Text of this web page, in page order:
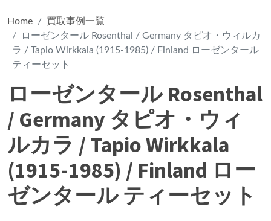
Home
買取事例一覧
ローゼンタール Rosenthal / Germany タピオ・ウィルカ
ラ / Tapio Wirkkala (1915-1985) / Finland ローゼンタール
ティーセット
ローゼンタール Rosenthal
/ Germany タピオ・ウィ
ルカラ / Tapio Wirkkala
(1915-1985) / Finland ロー
ゼンタール ティーセット